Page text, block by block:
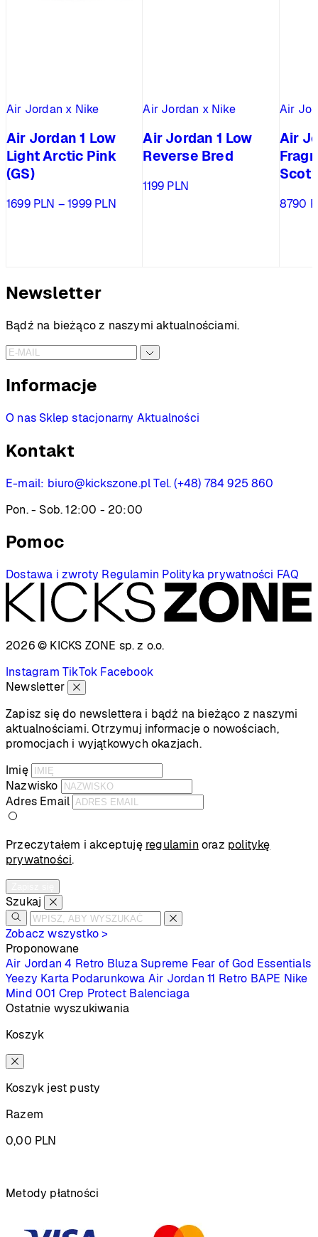
Air Jordan x Nike
Air Jordan 1 Low
Light Arctic Pink
(GS)
1699 PLN – 1999 PLNZakres
Air Jordan x Nike
Air Jordan 1 Low
Reverse Bred
1199 PLN
Air
Air
Scott
8790
Newsletter
Bądź na bieżąco z naszymi aktualnościami.
Informacje
O nas Sklep stacjonarny Aktualności
Kontakt
E-mail: biuro@kickszone.pl Tel. (+48) 784 925 860
Pon. - Sob. 12:00 - 20:00
Pomoc
Dostawa i zwroty Regulamin Polityka prywatności FAQ
2026 © KICKS ZONE sp. z o.o.
Instagram TikTok Facebook
Newsletter
Zapisz się do newslettera i bądź na bieżąco z naszymi
aktualnościami. Otrzymuj informacje o nowościach,
promocjach i wyjątkowych okazjach.
Imię
Nazwisko
Adres Email
Przeczytałem i akceptuję regulamin oraz politykę
prywatności.
Szukaj
Zobacz wszystko >
Proponowane
Air Jordan 4 Retro Bluza Supreme Fear of God Essentials
Yeezy Karta Podarunkowa Air Jordan 11 Retro BAPE Nike
Mind 001 Crep Protect Balenciaga
Ostatnie wyszukiwania
Koszyk
Koszyk jest pusty
Razem
0,00 PLN
Metody płatności